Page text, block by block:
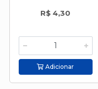
R$ 4,30
Adicionar